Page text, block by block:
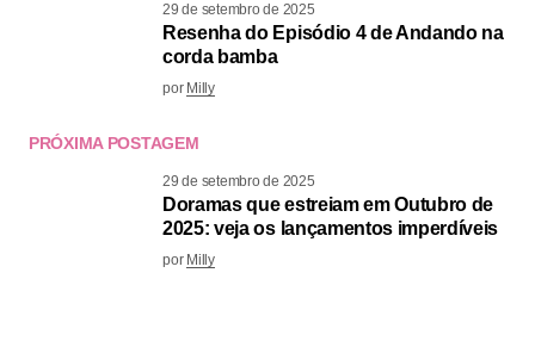
29 de setembro de 2025
Resenha do Episódio 4 de Andando na
corda bamba
por Milly
PRÓXIMA POSTAGEM
29 de setembro de 2025
Doramas que estreiam em Outubro de
2025: veja os lançamentos imperdíveis
por Milly